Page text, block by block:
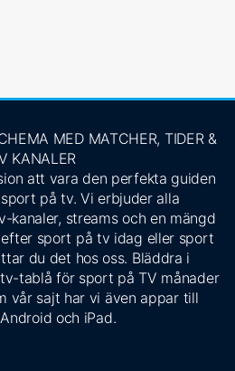
MED MATCHER, TIDER &
KANALER
att vara den perfekta guiden
på tv. Vi erbjuder alla
kanaler, streams och en mängd
efter sport på tv idag eller sport
du det hos oss. Bläddra i
tablå för sport på TV månader
vår sajt har vi även appar till
och iPad.